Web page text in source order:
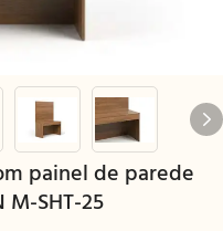
painel de parede
SHT-25